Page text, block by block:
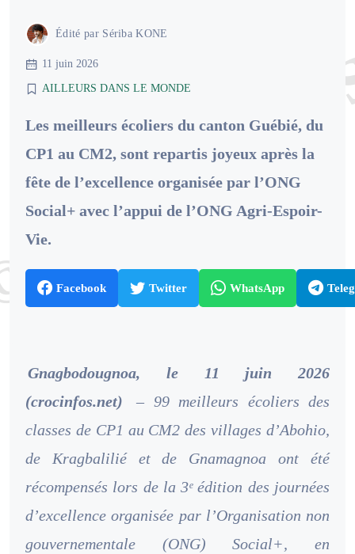
Édité par Sériba KONE
11 juin 2026
AILLEURS DANS LE MONDE
Les meilleurs écoliers du canton Guébié, du
CP1 au CM2, sont repartis joyeux après la
fête de l’excellence organisée par l’ONG
Social+ avec l’appui de l’ONG Agri-Espoir-
Vie.
Facebook Twitter WhatsApp
Gnagbodougnoa, le 11 juin 2026
(crocinfos.net)
– 99 meilleurs écoliers des
classes de CP1 au CM2 des villages d’Abohio,
de Kragbalilié et de Gnamagnoa ont été
récompensés lors de la 3ᵉ édition des journées
d’excellence organisée par l’Organisation non
gouvernementale (ONG) Social+, en